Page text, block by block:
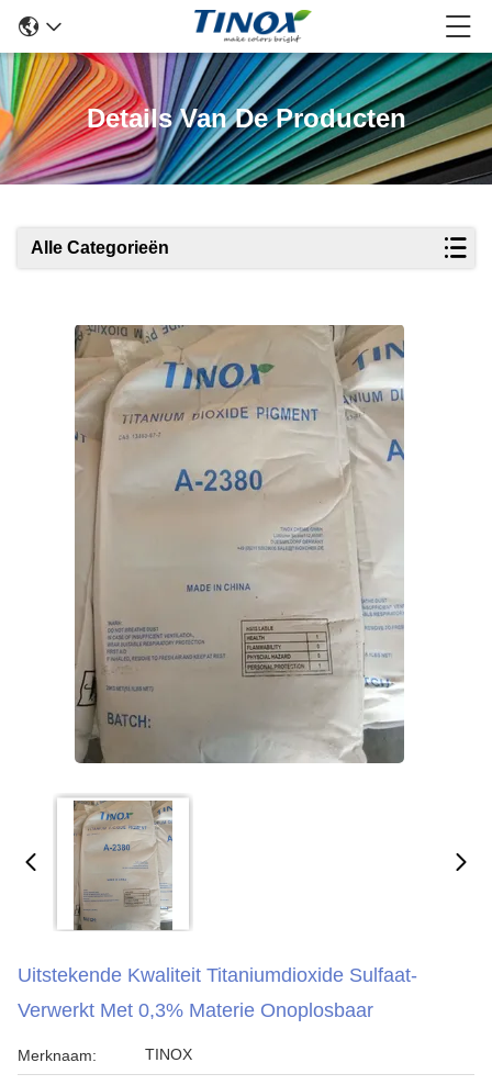
Details Van De Producten
Alle Categorieën
Uitstekende Kwaliteit Titaniumdioxide Sulfaat-
Verwerkt Met 0,3% Materie Onoplosbaar
Merknaam: TINOX